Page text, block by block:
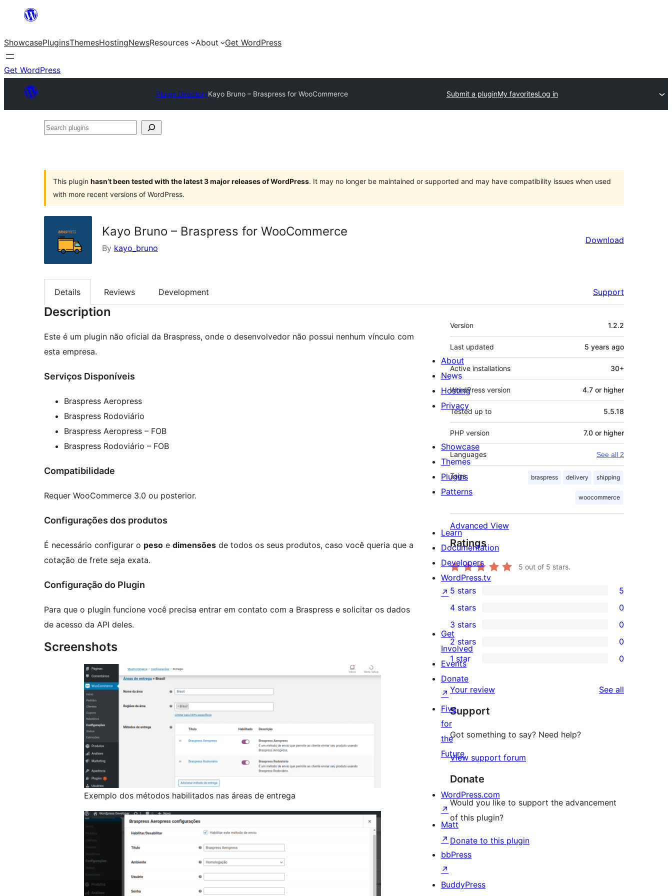
content
ShowcasePluginsThemesHostingNewsResources About Get WordPress
Get WordPress
Plugin DirectoryKayo Bruno – Braspress for WooCommerce Submit a pluginMy favoritesLog in
Search
This plugin hasn’t been tested with the latest 3 major releases of WordPress. It may no longer be maintained or supported and may have compatibility issues when used
with more recent versions of WordPress.
Kayo Bruno – Braspress for WooCommerce
By kayo_bruno
Download
Details Reviews Development Support
Description
Este é um plugin não oficial da Braspress, onde o desenvolvedor não possui nenhum vínculo com
esta empresa.
Serviços Disponíveis
Braspress Aeropress
Braspress Rodoviário
Braspress Aeropress – FOB
Braspress Rodoviário – FOB
Compatibilidade
Requer WooCommerce 3.0 ou posterior.
Configurações dos produtos
É necessário configurar o peso e dimensões de todos os seus produtos, caso você queria que a
cotação de frete seja exata.
Configuração do Plugin
Para que o plugin funcione você precisa entrar em contato com a Braspress e solicitar os dados
de acesso da API deles.
Screenshots
Exemplo dos métodos habilitados nas áreas de entrega
Meta
Version 1.2.2
Last updated 5 years ago
Active installations 30+
WordPress version 4.7 or higher
Tested up to 5.5.18
PHP version 7.0 or higher
Languages See all 2
Tags braspress delivery shipping
woocommerce
Advanced View
Ratings
5 out of 5 stars.
5
5-
star
reviews
5 stars 5
4-
star
reviews
4 stars 0
0
3-
star
reviews
3 stars 0
0
2-
star
reviews
2 stars 0
0
1-
star
reviews
1 star 0
Your review See all
Support
Got something to say? Need help?
View support forum
Donate
Would you like to support the advancement
of this plugin?
Donate to this plugin
About
News
Hosting
Privacy
Showcase
Themes
Plugins
Patterns
Learn
Documentation
Developers
WordPress.tv
↗
Get
Involved
Events
Donate
↗
Five
for
the
Future
WordPress.com
↗
Matt
↗
bbPress
↗
BuddyPress